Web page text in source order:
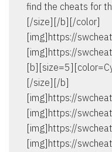
find the cheats for
[/size][/b][/color]
[img]https://
[img]https://
[/size][/b]
[img]https://
[img]https://
[img]https://
[img]https://